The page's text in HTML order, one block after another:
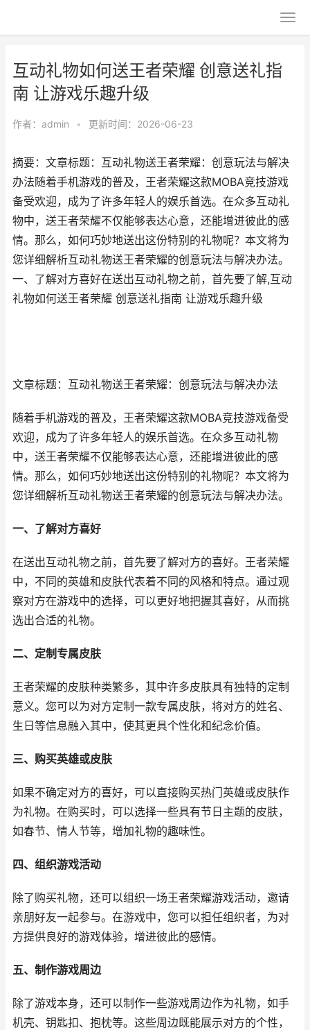
互动礼物如何送王者荣耀 创意送礼指
南 让游戏乐趣升级
作者： admin • 更新时间：2026-06-23
摘要：文章标题：互动礼物送王者荣耀：创意玩法与解决
办法随着手机游戏的普及，王者荣耀这款MOBA竞技游戏
备受欢迎，成为了许多年轻人的娱乐首选。在众多互动礼
物中，送王者荣耀不仅能够表达心意，还能增进彼此的感
情。那么，如何巧妙地送出这份特别的礼物呢？本文将为
您详细解析互动礼物送王者荣耀的创意玩法与解决办法。
一、了解对方喜好在送出互动礼物之前，首先要了解,互动
礼物如何送王者荣耀 创意送礼指南 让游戏乐趣升级
文章标题：互动礼物送王者荣耀：创意玩法与解决办法
随着手机游戏的普及，王者荣耀这款MOBA竞技游戏备受
欢迎，成为了许多年轻人的娱乐首选。在众多互动礼物
中，送王者荣耀不仅能够表达心意，还能增进彼此的感
情。那么，如何巧妙地送出这份特别的礼物呢？本文将为
您详细解析互动礼物送王者荣耀的创意玩法与解决办法。
一、了解对方喜好
在送出互动礼物之前，首先要了解对方的喜好。王者荣耀
中，不同的英雄和皮肤代表着不同的风格和特点。通过观
察对方在游戏中的选择，可以更好地把握其喜好，从而挑
选出合适的礼物。
二、定制专属皮肤
王者荣耀的皮肤种类繁多，其中许多皮肤具有独特的定制
意义。您可以为对方定制一款专属皮肤，将对方的姓名、
生日等信息融入其中，使其更具个性化和纪念价值。
三、购买英雄或皮肤
如果不确定对方的喜好，可以直接购买热门英雄或皮肤作
为礼物。在购买时，可以选择一些具有节日主题的皮肤，
如春节、情人节等，增加礼物的趣味性。
四、组织游戏活动
除了购买礼物，还可以组织一场王者荣耀游戏活动，邀请
亲朋好友一起参与。在游戏中，您可以担任组织者，为对
方提供良好的游戏体验，增进彼此的感情。
五、制作游戏周边
除了游戏本身，还可以制作一些游戏周边作为礼物，如手
机壳、钥匙扣、抱枕等。这些周边既能展示对方的个性，